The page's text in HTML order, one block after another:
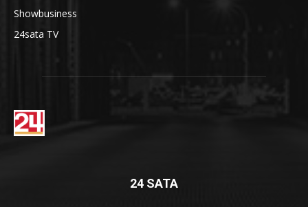
Showbusiness
24sata TV
24 SATA